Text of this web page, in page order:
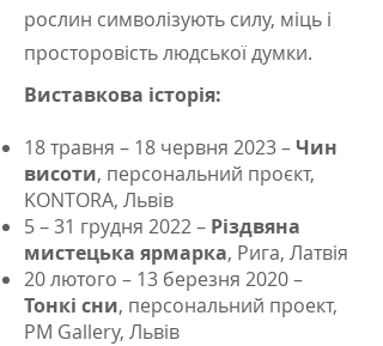
рослин символізують силу, міць і
просторовість людської думки.
Виставкова історія:
18 травня – 18 червня 2023 – Чин
висоти, персональний проєкт,
KONTORA, Львів
5 – 31 грудня 2022 – Різдвяна
мистецька ярмарка, Рига, Латвія
20 лютого – 13 березня 2020 –
Тонкі сни, персональний проект,
PM Gallery, Львів